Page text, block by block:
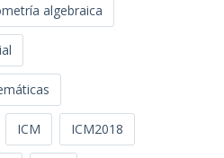
algebraica
ICM ICM2018